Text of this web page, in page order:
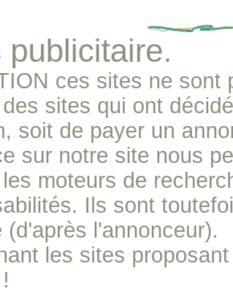
publicitaire.
ces sites ne sont
sites qui ont
soit de payer un
sur notre site nous
moteurs de
Ils sont
(d'après l'annonceur).
les sites